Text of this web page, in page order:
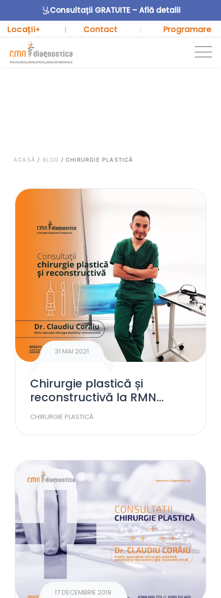
Consultații GRATUITE – Află detalii
Locații+ | Contact Programare
ACASĂ / BLOG /CHIRURGIE PLASTICĂ
31 MAI 2021
Chirurgie plastică și
reconstructivă la RMN
Diagnostica Brașov
CHIRURGIE PLASTICĂ
17 DECEMBRIE 2019